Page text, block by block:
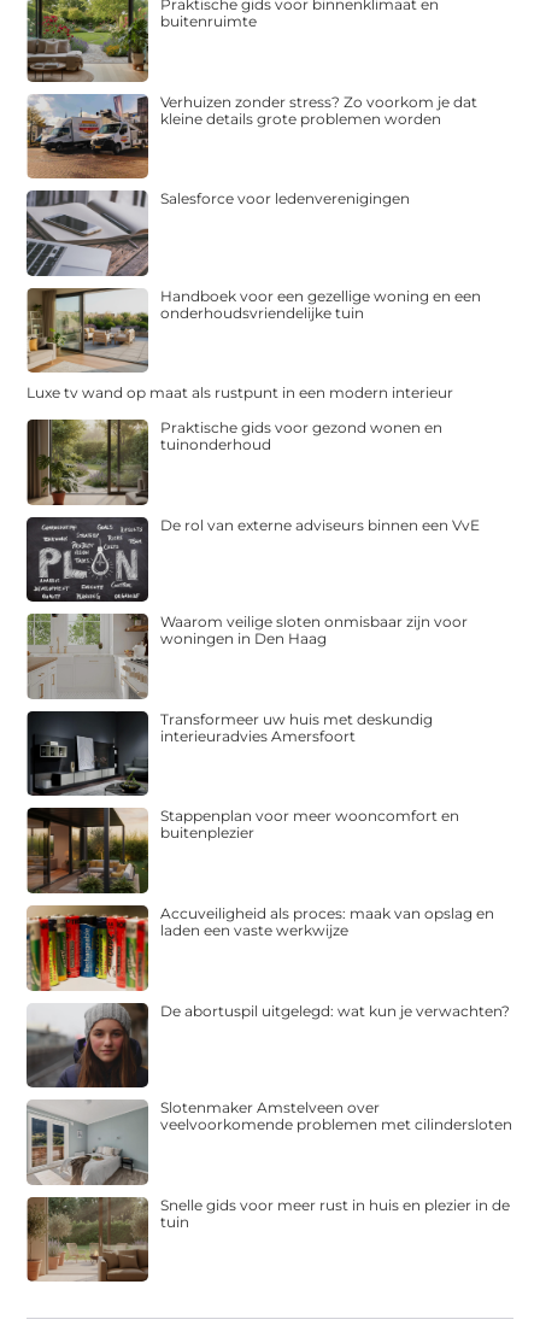
Praktische gids voor binnenklimaat en
buitenruimte
Verhuizen zonder stress? Zo voorkom je dat
kleine details grote problemen worden
Salesforce voor ledenverenigingen
Handboek voor een gezellige woning en een
onderhoudsvriendelijke tuin
Luxe tv wand op maat als rustpunt in een modern interieur
Praktische gids voor gezond wonen en
tuinonderhoud
De rol van externe adviseurs binnen een VvE
Waarom veilige sloten onmisbaar zijn voor
woningen in Den Haag
Transformeer uw huis met deskundig
interieuradvies Amersfoort
Stappenplan voor meer wooncomfort en
buitenplezier
Accuveiligheid als proces: maak van opslag en
laden een vaste werkwijze
De abortuspil uitgelegd: wat kun je verwachten?
Slotenmaker Amstelveen over
veelvoorkomende problemen met cilindersloten
Snelle gids voor meer rust in huis en plezier in de
tuin